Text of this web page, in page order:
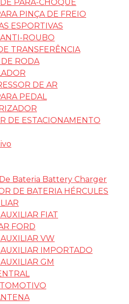
PARA-CHOQUE
PINÇA DE FREIO
ESPORTIVAS
ROUBO
TRANSFERÊNCIA
RODA
DE AR
PEDAL
DE ESTACIONAMENTO
Bateria Battery Charger
DE BATERIA HÉRCULES
FIAT
FORD
VW
AUXILIAR IMPORTADO
GM